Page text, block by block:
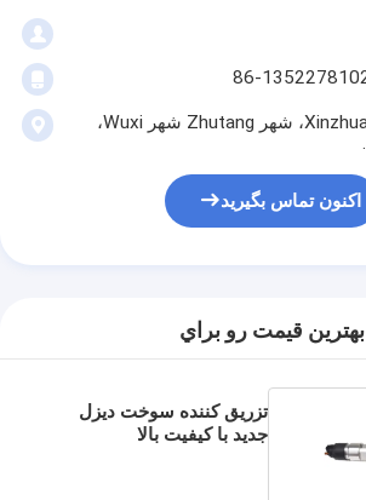
شماره 149 جاده Xinzhuang، شهر Zhutang شهر Wuxi،
اکنون تماس بگیرید
بهترين قيمت رو براي
تزریق کننده سوخت دیزل
جدید با کیفیت بالا